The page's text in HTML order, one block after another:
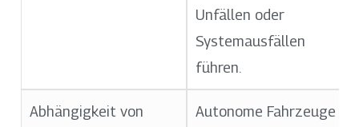
Unfällen oder
Systemausfällen
führen.
Abhängigkeit von
Autonome Fahrzeuge